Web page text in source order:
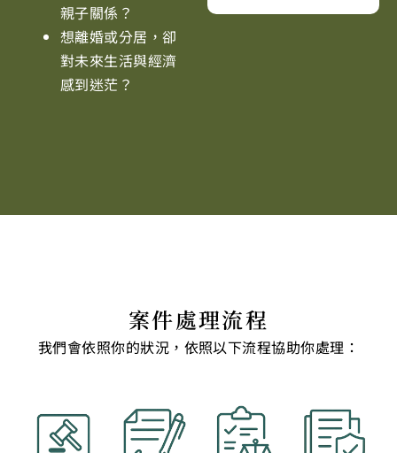
親子關係？
想離婚或分居，卻
對未來生活與經濟
感到迷茫？
案件處理流程
我們會依照你的狀況，依照以下流程協助你處理：